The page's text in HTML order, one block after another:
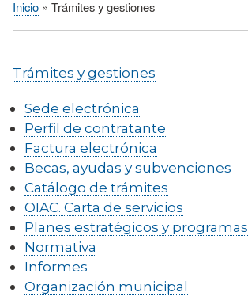
Sobrescribir
ayuda
navegación
Inicio Trámites y gestiones
Trámites y gestiones
Sede electrónica
Perfil de contratante
Factura electrónica
Becas, ayudas y subvenciones
Catálogo de trámites
OIAC. Carta de servicios
Planes estratégicos y programas
Normativa
Informes
Organización municipal